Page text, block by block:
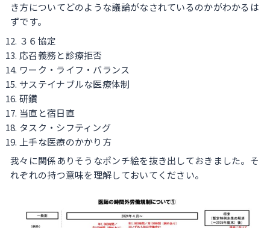
き方についてどのような議論がなされているのかがわかるは
ずです。
３６協定
応召義務と診療拒否
ワーク・ライフ・バランス
サステイナブルな医療体制
研鑽
当直と宿日直
タスク・シフティング
上手な医療のかかり方
我々に関係ありそうなポンチ絵を抜き出しておきました。そ
れぞれの持つ意味を理解しておいてください。